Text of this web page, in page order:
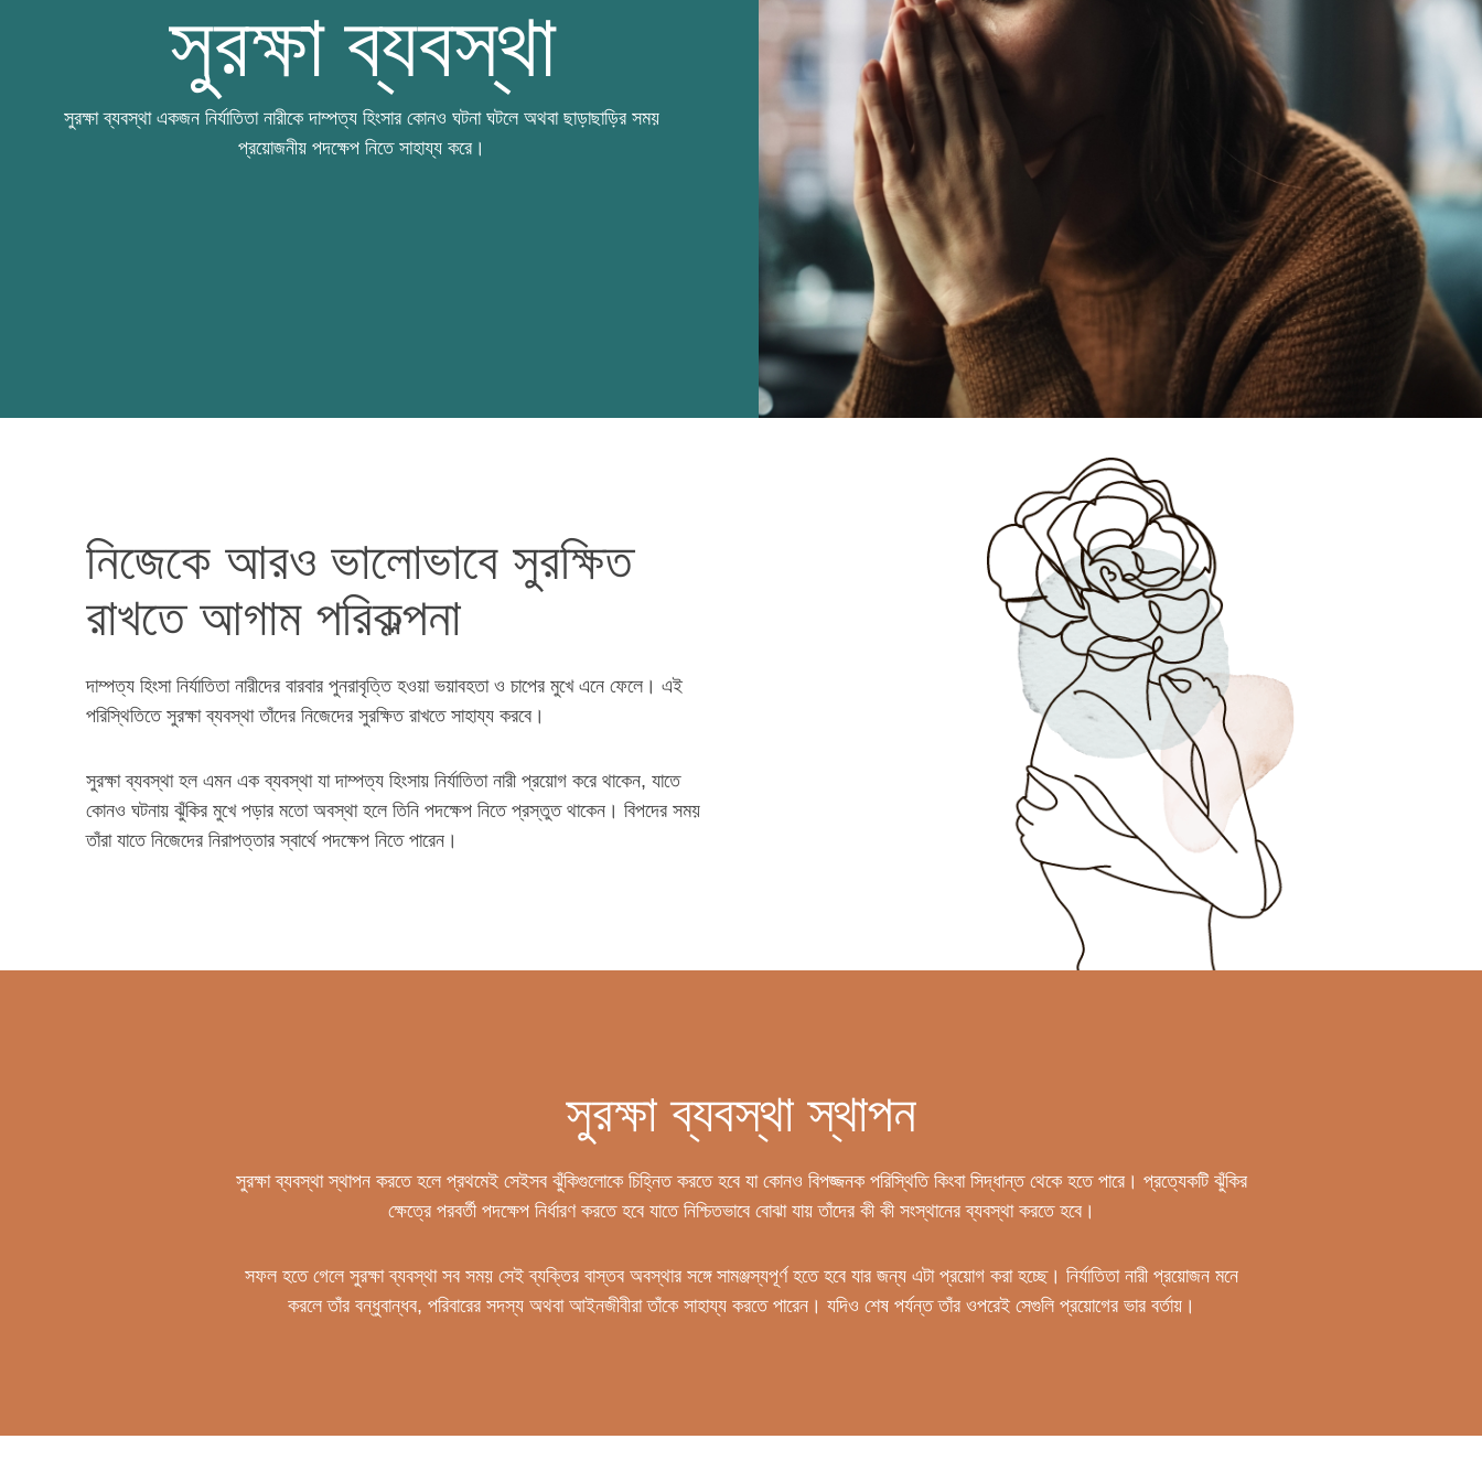
সুরক্ষা ব্যবস্থা
সুরক্ষা ব্যবস্থা একজন নির্যাতিতা নারীকে দাম্পত্য হিংসার কোনও ঘটনা ঘটলে অথবা ছাড়াছাড়ির সময়
প্রয়োজনীয় পদক্ষেপ নিতে সাহায্য করে।
নিজেকে আরও ভালোভাবে সুরক্ষিত
রাখতে আগাম পরিকল্পনা
দাম্পত্য হিংসা নির্যাতিতা নারীদের বারবার পুনরাবৃত্তি হওয়া ভয়াবহতা ও চাপের মুখে এনে ফেলে। এই
পরিস্থিতিতে সুরক্ষা ব্যবস্থা তাঁদের নিজেদের সুরক্ষিত রাখতে সাহায্য করবে।
সুরক্ষা ব্যবস্থা হল এমন এক ব্যবস্থা যা দাম্পত্য হিংসায় নির্যাতিতা নারী প্রয়োগ করে থাকেন, যাতে
কোনও ঘটনায় ঝুঁকির মুখে পড়ার মতো অবস্থা হলে তিনি পদক্ষেপ নিতে প্রস্তুত থাকেন। বিপদের সময়
তাঁরা যাতে নিজেদের নিরাপত্তার স্বার্থে পদক্ষেপ নিতে পারেন।
সুরক্ষা ব্যবস্থা স্থাপন
সুরক্ষা ব্যবস্থা স্থাপন করতে হলে প্রথমেই সেইসব ঝুঁকিগুলোকে চিহ্নিত করতে হবে যা কোনও বিপজ্জনক পরিস্থিতি কিংবা সিদ্ধান্ত থেকে হতে পারে। প্রত্যেকটি ঝুঁকির
ক্ষেত্রে পরবর্তী পদক্ষেপ নির্ধারণ করতে হবে যাতে নিশ্চিতভাবে বোঝা যায় তাঁদের কী কী সংস্থানের ব্যবস্থা করতে হবে।
সফল হতে গেলে সুরক্ষা ব্যবস্থা সব সময় সেই ব্যক্তির বাস্তব অবস্থার সঙ্গে সামঞ্জস্যপূর্ণ হতে হবে যার জন্য এটা প্রয়োগ করা হচ্ছে। নির্যাতিতা নারী প্রয়োজন মনে
করলে তাঁর বন্ধুবান্ধব, পরিবারের সদস্য অথবা আইনজীবীরা তাঁকে সাহায্য করতে পারেন। যদিও শেষ পর্যন্ত তাঁর ওপরেই সেগুলি প্রয়োগের ভার বর্তায়।